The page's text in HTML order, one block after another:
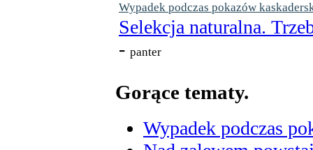
Wypadek podczas pokazów
Selekcja naturalna.
- panter
Gorące tematy.
Wypadek podczas